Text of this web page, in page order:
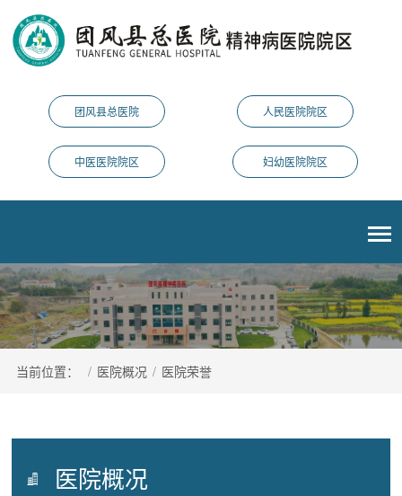
团风县总医院 人民医院院区
中医医院院区 妇幼医院院区
当前位置： / 医院概况 / 医院荣誉
医院概况